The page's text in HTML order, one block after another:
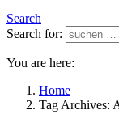
Search
Search for:
You are here:
Home
Tag Archives: